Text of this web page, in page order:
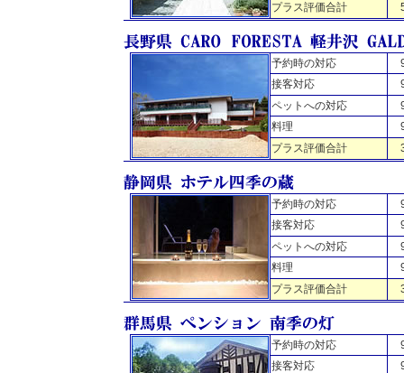
プラス評価合計
予約時の対応
接客対応
ペットへの対応
料理
プラス評価合計
予約時の対応
接客対応
ペットへの対応
料理
プラス評価合計
予約時の対応
接客対応